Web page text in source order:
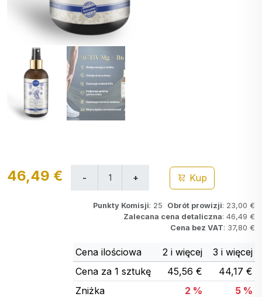
46,49 € Kup
Punkty Komisji: 25 Obrót prowizji: 23,00 €
Zalecana cena detaliczna: 46,49 €
Cena bez VAT: 37,80 €
Cena ilościowa 2 i więcej
3 i więcej
Cena za 1 sztukę
45,56 €
44,17 €
Zniżka
2 % 5 %